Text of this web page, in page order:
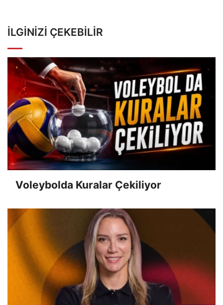
İLGINIZI ÇEKEBILIR
Voleybolda Kuralar Çekiliyor